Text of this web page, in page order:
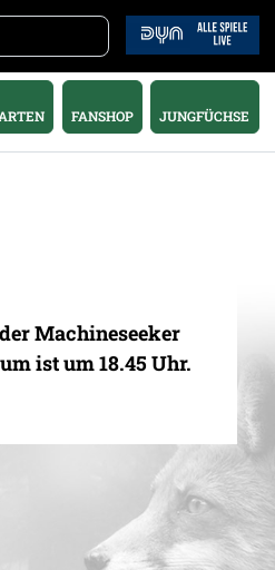
FANSHOP JUNGFÜCHSE
Machineseeker
ist um 18.45 Uhr.